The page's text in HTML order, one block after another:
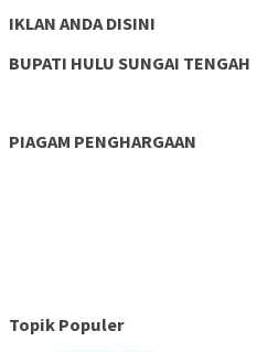
IKLAN ANDA DISINI
BUPATI HULU SUNGAI TENGAH
PIAGAM PENGHARGAAN
Topik Populer